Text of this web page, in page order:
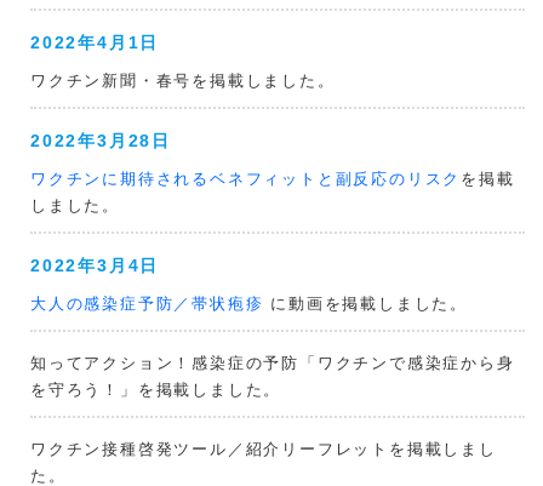
2022年4月1日
ワクチン新聞・春号を掲載しました。
2022年3月28日
ワクチンに期待されるベネフィットと副反応のリスク を掲載
しました。
2022年3月4日
大人の感染症予防／帯状疱疹 に動画を掲載しました。
知ってアクション！感染症の予防「ワクチンで感染症から身
を守ろう！」を掲載しました。
ワクチン接種啓発ツール／紹介リーフレットを掲載しまし
た。